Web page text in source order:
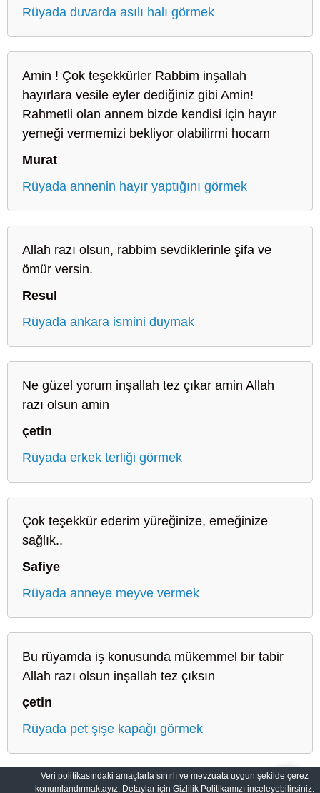
Rüyada duvarda asılı halı görmek
Amin ! Çok teşekkürler Rabbim inşallah
hayırlara vesile eyler dediğiniz gibi Amin!
Rahmetli olan annem bizde kendisi için hayır
yemeği vermemizi bekliyor olabilirmi hocam
Murat
Rüyada annenin hayır yaptığını görmek
Allah razı olsun, rabbim sevdiklerinle şifa ve
ömür versin.
Resul
Rüyada ankara ismini duymak
Ne güzel yorum inşallah tez çıkar amin Allah
razı olsun amin
çetin
Rüyada erkek terliği görmek
Çok teşekkür ederim yüreğinize, emeğinize
sağlık..
Safiye
Rüyada anneye meyve vermek
Bu rüyamda iş konusunda mükemmel bir tabir
Allah razı olsun inşallah tez çıksın
çetin
Rüyada pet şişe kapağı görmek
Sahih Rüyalar: Rüyaların Dilini Öğrenin Gizlilik Politikası
Veri politikasındaki amaçlarla sınırlı ve mevzuata uygun şekilde çerez
konumlandırmaktayız. Detaylar için Gizlilik Politikamızı inceleyebilirsiniz.